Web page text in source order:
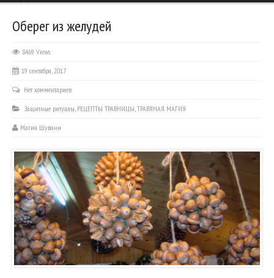
Оберег из желудей
8469 Views
19 сентября, 2017
Нет комментариев
Защитные ритуалы, РЕЦЕПТЫ ТРАВНИЦЫ,ТРАВЯНАЯ МАГИЯ
Магия Шувани